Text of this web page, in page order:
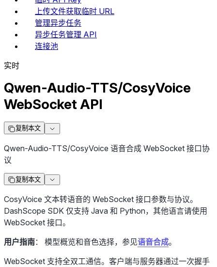
上传文件获取临时 URL
管理异步任务
异步任务管理 API
连接池
实时
Qwen-Audio-TTS/CosyVoice
WebSocket API
复制本文
Qwen-Audio-TTS/CosyVoice 语音合成 WebSocket 接口协
议
复制本文
CosyVoice 文本转语音的 WebSocket 接口参数与协议。
DashScope SDK 仅支持 Java 和 Python，其他语言请使用
WebSocket 接口。
用户指南： 模型概览和音色选择，参见语音合成。
WebSocket 支持全双工通信。客户端与服务器通过一次握手